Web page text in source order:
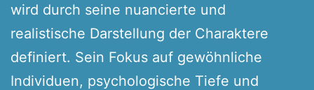
wird durch seine nuancierte und
realistische Darstellung der Charaktere
definiert. Sein Fokus auf gewöhnliche
Individuen, psychologische Tiefe und